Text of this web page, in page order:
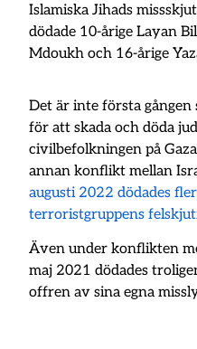
Islamiska Jihads
dödade 10-årige Layan
Mdoukh och 16-årige
Det är inte första gången
för att skada och döda
civilbefolkningen på
annan konflikt mellan
augusti 2022 dödades
terroristgruppens
Även under konflikten
maj 2021 dödades
offren av sina egna